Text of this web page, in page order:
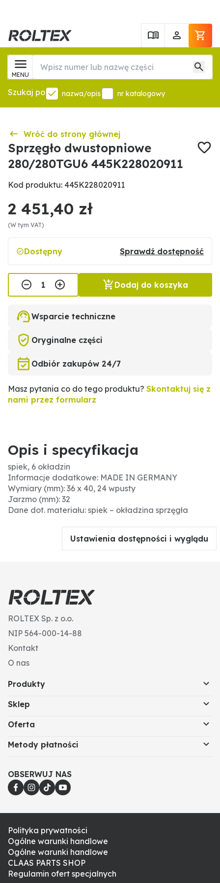
MENU
Szukaj po nazwa/opis nr katalogowy
Wróć do strony głównej
Sprzęgło dwustopniowe
280/280TGU6 445K228020911
Kod produktu: 445K228020911
2 451,40 zł
(W tym VAT)
Dostępny Sprawdź dostępność
Dodaj do koszyka
Wsparcie techniczne
Oryginalne części
Odbiór zakupów 24/7
Masz pytania co do tego produktu? Skontaktuj się z
nami przez formularz
Opis i specyfikacja
spiek, 6 okładzin
Informacje dodatkowe: MADE IN GERMANY
Wymiary (mm): 36 x 40, 24 wpusty
Jarzmo (mm): 32
Dane dot. materiału: spiek – okładzina sprzęgła
Ustawienia dostępności i wyglądu
ROLTEX Sp. z o.o.
NIP 564-000-14-88
Kontakt
O nas
Produkty
Sklep
Oferta
Metody płatności
OBSERWUJ NAS
Polityka prywatności
Ogólne warunki handlowe
Ogólne warunki handlowe
CLAAS PARTS SHOP
Regulamin ofert specjalnych